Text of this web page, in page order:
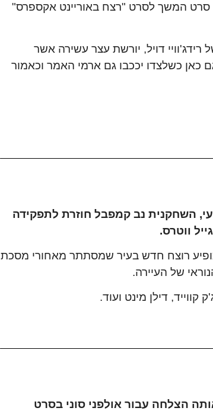
סרט המשך לסרט "רצח באוריינט אקספרס"
דויל, יורשת עצר עשירה אשר
כשלצדו יככבו גם ארמי האמר וכאמור
יותר מ- 11 שנים לאחר הסרט הרביעי, השחקנית נב קמפבל חוזרת לתפקידה
ווטרס.
מופיע רוצח חדש בעיר שמסתתר מאחורי מסכת
של העיירה.
דילן מינט ועוד.
הצלחה עבור אולפני סוני בסרט